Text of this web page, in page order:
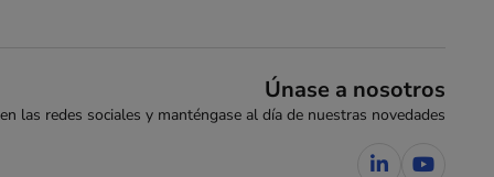
Únase a nosotros
las redes sociales y manténgase al día de nuestras novedades